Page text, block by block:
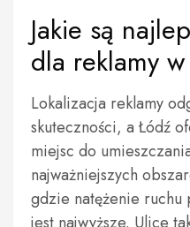
Jakie są
dla reklamy
Lokalizacja reklamy
skuteczności, a Łódź
miejsc do
najważniejszych
gdzie natężenie ruchu